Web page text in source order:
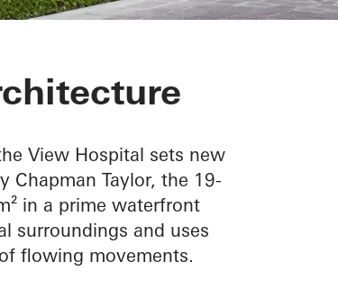
View Hospital sets new
Chapman Taylor, the 19-
in a prime waterfront
surroundings and uses
flowing movements.